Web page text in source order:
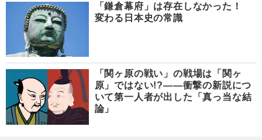
「鎌倉幕府」は存在しなかった！
変わる日本史の常識
「関ヶ原の戦い」の戦場は「関ヶ
原」ではない!?――衝撃の新説につ
いて第一人者が出した「真っ当な結
論」